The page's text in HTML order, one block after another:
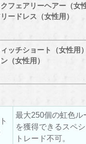
フェアリーヘアー（女
ードレス（女性用）
ッチショート（女性用
（女性用）
最大250個の虹色ル
を獲得できるスペ
トレード不可。